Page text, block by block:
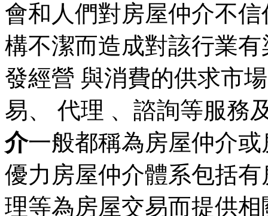
會和人們對房屋仲介不
構不潔而造成對該行業
發經營 與消費的供求市
易、 代理 、諮詢等服務
介一般都稱為房屋仲介
優力房屋仲介體系包括
理等為房屋交易而提供